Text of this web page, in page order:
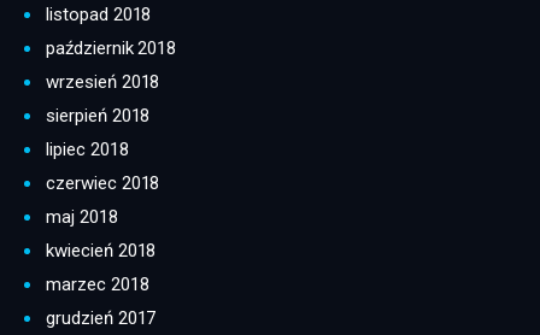
listopad 2018
październik 2018
wrzesień 2018
sierpień 2018
lipiec 2018
czerwiec 2018
maj 2018
kwiecień 2018
marzec 2018
grudzień 2017